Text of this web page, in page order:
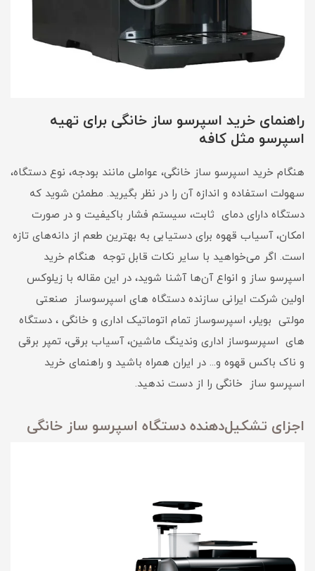
راهنمای خرید اسپرسو ساز خانگی برای تهیه
اسپرسو مثل کافه
هنگام خرید اسپرسو ساز خانگی، عواملی مانند بودجه، نوع دستگاه،
سهولت استفاده و اندازه آن را در نظر بگیرید. مطمئن شوید که
دستگاه دارای دمای ثابت، سیستم فشار باکیفیت و در صورت
امکان، آسیاب قهوه برای دستیابی به بهترین طعم از دانه‌های تازه
است. اگر می‌خواهید با سایر نکات قابل توجه هنگام خرید
اسپرسو ساز و انواع آن‌ها آشنا شوید، در این مقاله با زیلوکس
اولین شرکت ایرانی سازنده دستگاه های اسپرسوساز صنعتی
مولتی بویلر، اسپرسوساز تمام اتوماتیک اداری و خانگی ، دستگاه
های اسپرسوساز اداری وندینگ ماشین، آسیاب برقی، تمپر برقی
و ناک باکس قهوه و... در ایران همراه باشید و راهنمای خرید
اسپرسو ساز خانگی را از دست ندهید.
اجزای تشکیل‌دهنده دستگاه اسپرسو ساز خانگی